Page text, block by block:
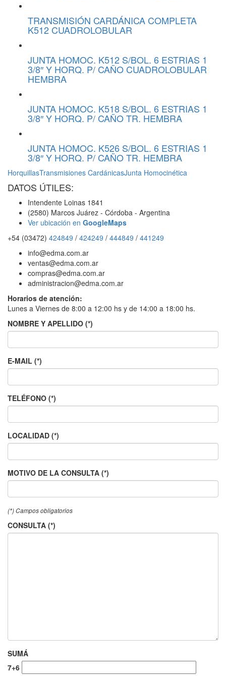
TRANSMISIÓN CARDÁNICA COMPLETA
K512 CUADROLOBULAR
JUNTA HOMOC. K512 S/BOL. 6 ESTRIAS 1
3/8″ Y HORQ. P/ CAÑO CUADROLOBULAR
HEMBRA
JUNTA HOMOC. K518 S/BOL. 6 ESTRIAS 1
3/8″ Y HORQ. P/ CAÑO TR. HEMBRA
JUNTA HOMOC. K526 S/BOL. 6 ESTRIAS 1
3/8″ Y HORQ. P/ CAÑO TR. HEMBRA
HorquillasTransmisiones CardánicasJunta Homocinética
DATOS ÚTILES:
Intendente Loinas 1841
(2580) Marcos Juárez - Córdoba - Argentina
Ver ubicación en GoogleMaps
+54 (03472) 424849 / 424249 / 444849 / 441249
info@edma.com.ar
ventas@edma.com.ar
compras@edma.com.ar
administracion@edma.com.ar
Horarios de atención:
Lunes a Viernes de 8:00 a 12:00 hs y de 14:00 a 18:00 hs.
NOMBRE Y APELLIDO (*)
E-MAIL (*)
TELÉFONO (*)
LOCALIDAD (*)
MOTIVO DE LA CONSULTA (*)
(*) Campos obligatorios
CONSULTA (*)
SUMÁ
7+6